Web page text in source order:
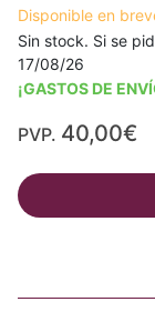
Disponible en
Sin stock. Si se
17/08/26
¡GASTOS DE
PVP. 40,00€